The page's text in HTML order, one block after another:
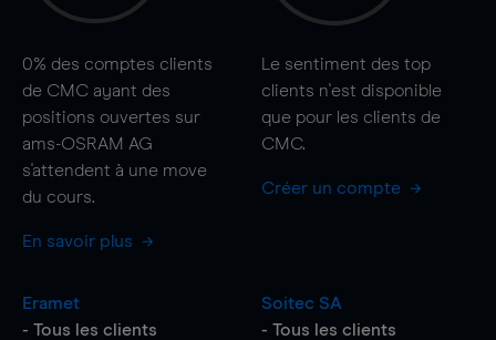
0% des comptes clients
de CMC ayant des
positions ouvertes sur
ams-OSRAM AG
s'attendent à une move
du cours.
En savoir plus
Le sentiment des top
clients n'est disponible
que pour les clients de
CMC.
Créer un compte
Eramet
- Tous les clients
Soitec SA
- Tous les clients